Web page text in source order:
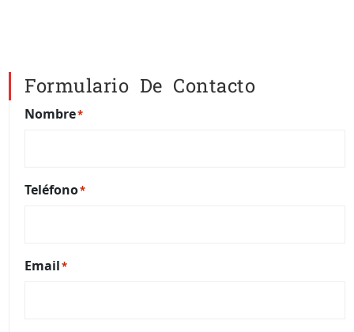
Formulario De Contacto
Nombre*
Teléfono*
Email*